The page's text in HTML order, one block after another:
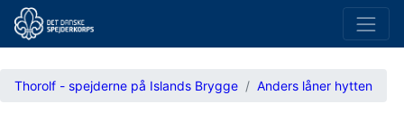
Thorolf - spejderne på Islands Brygge Anders låner hytten